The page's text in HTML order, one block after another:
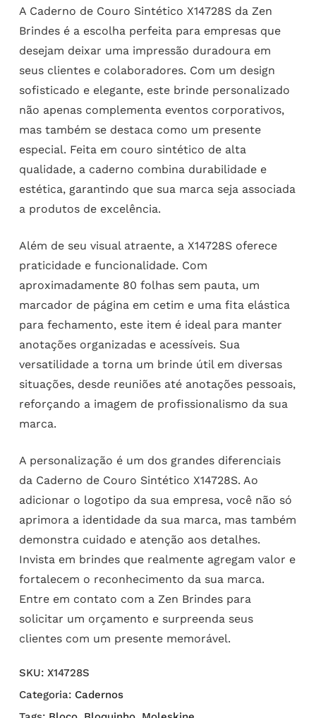
A Caderno de Couro Sintético X14728S da Zen
Brindes é a escolha perfeita para empresas que
desejam deixar uma impressão duradoura em
seus clientes e colaboradores. Com um design
sofisticado e elegante, este brinde personalizado
não apenas complementa eventos corporativos,
mas também se destaca como um presente
especial. Feita em couro sintético de alta
qualidade, a caderno combina durabilidade e
estética, garantindo que sua marca seja associada
a produtos de excelência.
Além de seu visual atraente, a X14728S oferece
praticidade e funcionalidade. Com
aproximadamente 80 folhas sem pauta, um
marcador de página em cetim e uma fita elástica
para fechamento, este item é ideal para manter
anotações organizadas e acessíveis. Sua
versatilidade a torna um brinde útil em diversas
situações, desde reuniões até anotações pessoais,
reforçando a imagem de profissionalismo da sua
marca.
A personalização é um dos grandes diferenciais
da Caderno de Couro Sintético X14728S. Ao
adicionar o logotipo da sua empresa, você não só
aprimora a identidade da sua marca, mas também
demonstra cuidado e atenção aos detalhes.
Invista em brindes que realmente agregam valor e
fortalecem o reconhecimento da sua marca.
Entre em contato com a Zen Brindes para
solicitar um orçamento e surpreenda seus
clientes com um presente memorável.
SKU: X14728S
Categoria: Cadernos